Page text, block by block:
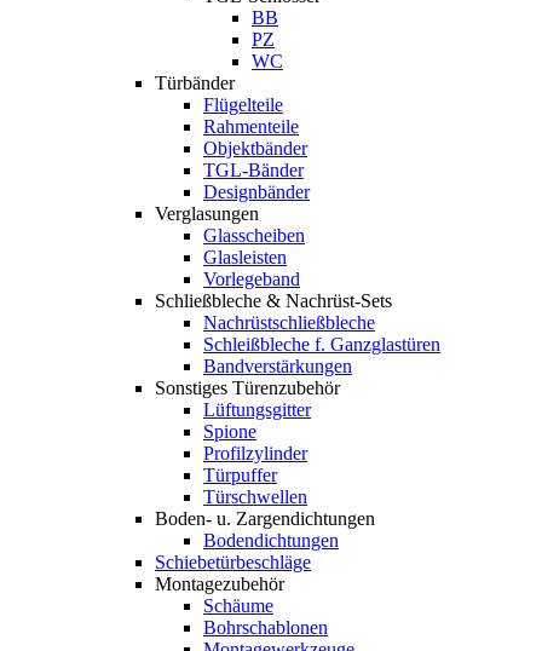
BB
PZ
WC
Türbänder
Flügelteile
Rahmenteile
Objektbänder
TGL-Bänder
Designbänder
Verglasungen
Glasscheiben
Glasleisten
Vorlegeband
Schließbleche & Nachrüst-Sets
Nachrüstschließbleche
Schleißbleche f. Ganzglastüren
Bandverstärkungen
Sonstiges Türenzubehör
Lüftungsgitter
Spione
Profilzylinder
Türpuffer
Türschwellen
Boden- u. Zargendichtungen
Bodendichtungen
Schiebetürbeschläge
Montagezubehör
Schäume
Bohrschablonen